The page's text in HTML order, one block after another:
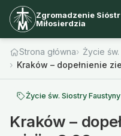
Zgromadzenie
Miłosierdzia
Strona główna
Życie
Kraków – dopełnienie
Życie św. Siostry Faustyny
Kraków –